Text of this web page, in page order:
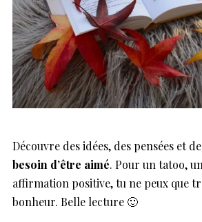
Découvre des idées, des pensées et
besoin d’être aimé. Pour un tatoo,
affirmation positive, tu ne peux que
bonheur. Belle lecture 🙂